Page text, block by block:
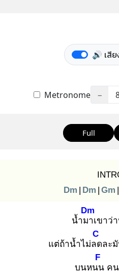
🔊 เสี
Metronome −
Full
Dm | Dm | Gm |
น้ำมา
Dm
เขาว่
แต่ถ้าน้ำไม่ลด
C
ละ
บนหนน
F
คน